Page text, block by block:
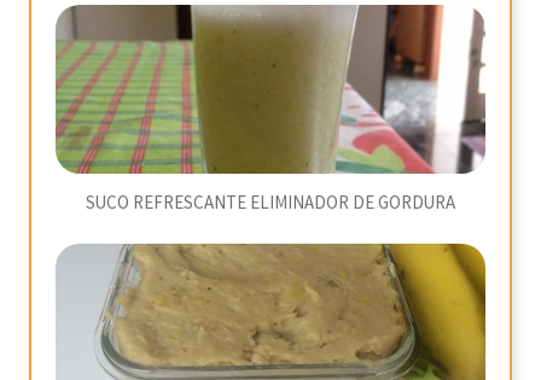
SUCO REFRESCANTE ELIMINADOR DE GORDURA